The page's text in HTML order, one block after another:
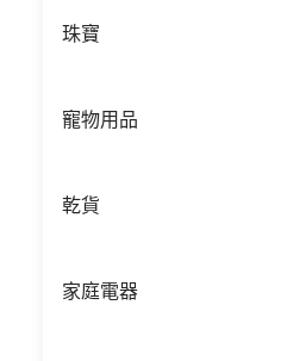
珠寶
寵物用品
乾貨
家庭電器